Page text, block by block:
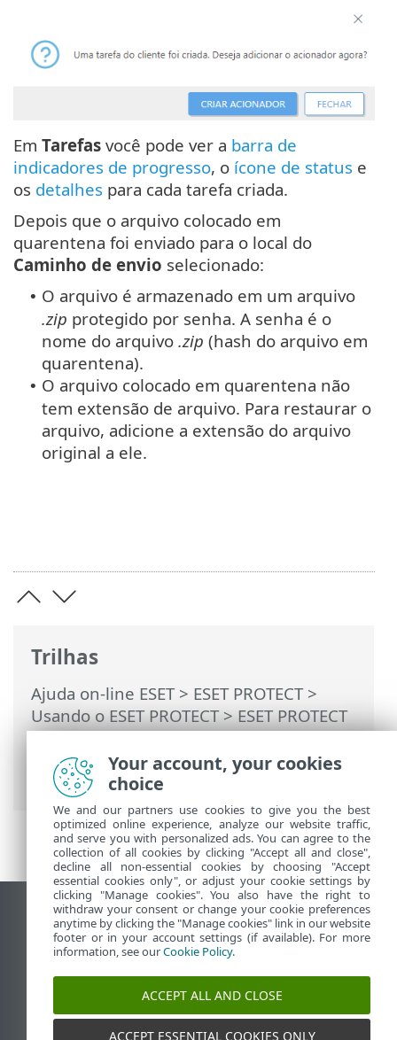
Trilhas
Ajuda on-line ESET> ESET PROTECT>
Usando o ESET PROTECT>ESET PROTECT
Menu principal>Tarefas>Tarefas de
cliente> Carregar arquivo em
quarentena
Em Tarefas você pode ver a barra de
indicadores de progresso, o ícone de status e
os detalhes para cada tarefa criada.
Depois que o arquivo colocado em
quarentena foi enviado para o local do
Caminho de envio selecionado:
• O arquivo é armazenado em um arquivo
.zip protegido por senha. A senha é o
nome do arquivo .zip (hash do arquivo em
quarentena).
• O arquivo colocado em quarentena não
tem extensão de arquivo. Para restaurar o
arquivo, adicione a extensão do arquivo
original a ele.
Ver site para desktop
End of Life
Base de conhecimento ESET
Fórum ESET
ESET Status Portal
Suporte regional
Your account, your cookies
choice
We and our partners use cookies to give you the best
optimized online experience, analyze our website traffic,
and serve you with personalized ads. You can agree to the
collection of all cookies by clicking "Accept all and close",
decline all non-essential cookies by choosing "Accept
essential cookies only", or adjust your cookie settings by
clicking "Manage cookies". You also have the right to
withdraw your consent or change your cookie preferences
anytime by clicking the "Manage cookies" link in our website
footer or in your account settings (if available). For more
information, see ourCookie Policy.
ACCEPT ALL AND CLOSE
ACCEPT ESSENTIAL COOKIES ONLY